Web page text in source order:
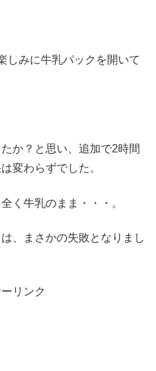
しみに牛乳パックを開いて
か？と思い、追加で2時間
変わらずでした。
く牛乳のまま・・・。
、まさかの失敗となりまし
リンク